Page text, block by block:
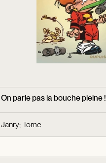
On parle pas la bouche pleine !
Janry;Tome